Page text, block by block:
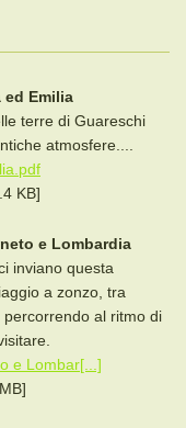
ed Emilia
terre di Guareschi
atmosfere....
KB]
e Lombardia
inviano questa
a zonzo, tra
al ritmo di
e Lombar[...]